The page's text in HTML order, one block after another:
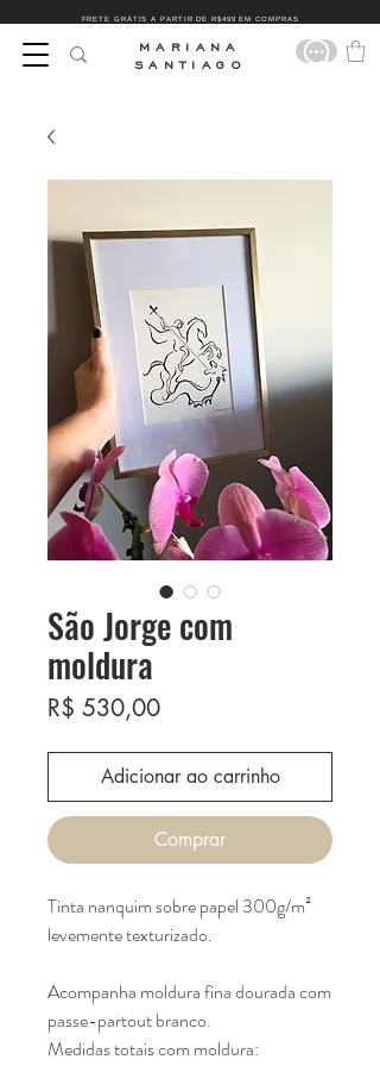
FRETE GRÁTIS A PARTIR DE R$499 EM COMPRAS
MARIANA
SANTIAGO
São Jorge com
moldura
R$ 530,00Preço
Adicionar ao carrinho
Comprar
Tinta nanquim sobre papel 300g/m²
levemente texturizado.
Acompanha moldura fina dourada com
passe-partout branco.
Medidas totais com moldura: